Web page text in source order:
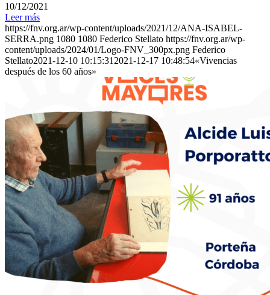
10/12/2021
Leer más
https://fnv.org.ar/wp-content/uploads/2021/12/ANA-ISABEL-
SERRA.png 1080 1080 Federico Stellato https://fnv.org.ar/wp-
content/uploads/2024/01/Logo-FNV_300px.png Federico
Stellato2021-12-10 10:15:31 2021-12-17 10:48:54«Vivencias
después de los 60 años»